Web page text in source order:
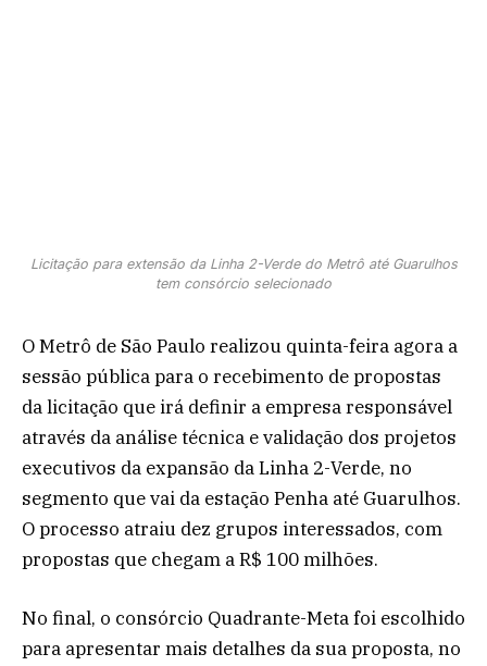
Licitação para extensão da Linha 2-Verde do Metrô até Guarulhos
tem consórcio selecionado
O Metrô de São Paulo realizou quinta-feira agora a
sessão pública para o recebimento de propostas
da licitação que irá definir a empresa responsável
através da análise técnica e validação dos projetos
executivos da expansão da Linha 2-Verde, no
segmento que vai da estação Penha até Guarulhos.
O processo atraiu dez grupos interessados, com
propostas que chegam a R$ 100 milhões.
No final, o consórcio Quadrante-Meta foi escolhido
para apresentar mais detalhes da sua proposta, no